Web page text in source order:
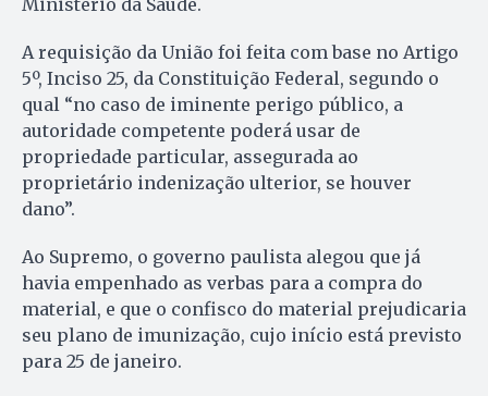
Ministério da Saúde.
A requisição da União foi feita com base no Artigo
5º, Inciso 25, da Constituição Federal, segundo o
qual “no caso de iminente perigo público, a
autoridade competente poderá usar de
propriedade particular, assegurada ao
proprietário indenização ulterior, se houver
dano”.
Ao Supremo, o governo paulista alegou que já
havia empenhado as verbas para a compra do
material, e que o confisco do material prejudicaria
seu plano de imunização, cujo início está previsto
para 25 de janeiro.